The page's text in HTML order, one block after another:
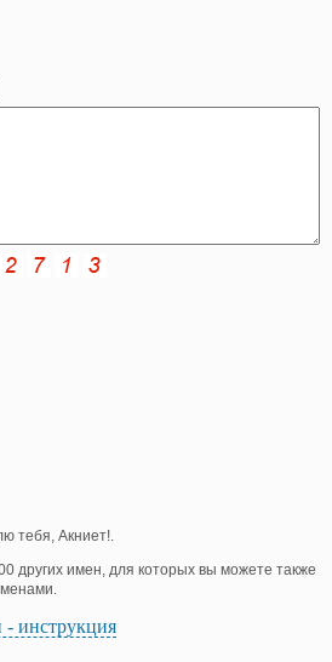
тебя, Акниет!.
других имен, для которых вы можете также
- инструкция